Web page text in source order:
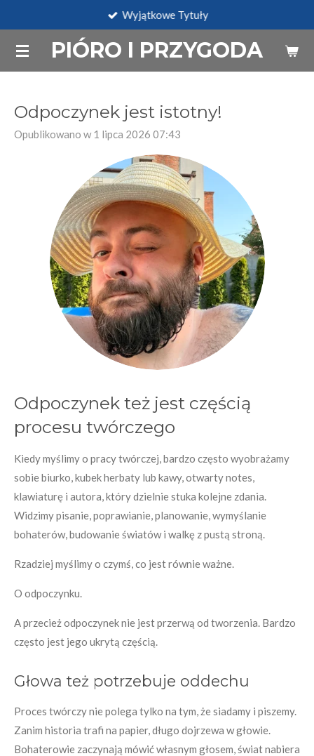
głównej
treści
PIÓRO I PRZYGODA
Wyjątkowe Tytuły
Odpoczynek jest istotny!
Opublikowano w 1 lipca 2026 07:43
Odpoczynek też jest częścią
procesu twórczego
Kiedy myślimy o pracy twórczej, bardzo często wyobrażamy
sobie biurko, kubek herbaty lub kawy, otwarty notes,
klawiaturę i autora, który dzielnie stuka kolejne zdania.
Widzimy pisanie, poprawianie, planowanie, wymyślanie
bohaterów, budowanie światów i walkę z pustą stroną.
Rzadziej myślimy o czymś, co jest równie ważne.
O odpoczynku.
A przecież odpoczynek nie jest przerwą od tworzenia. Bardzo
często jest jego ukrytą częścią.
Głowa też potrzebuje oddechu
Proces twórczy nie polega tylko na tym, że siadamy i piszemy.
Zanim historia trafi na papier, długo dojrzewa w głowie.
Bohaterowie zaczynają mówić własnym głosem, świat nabiera